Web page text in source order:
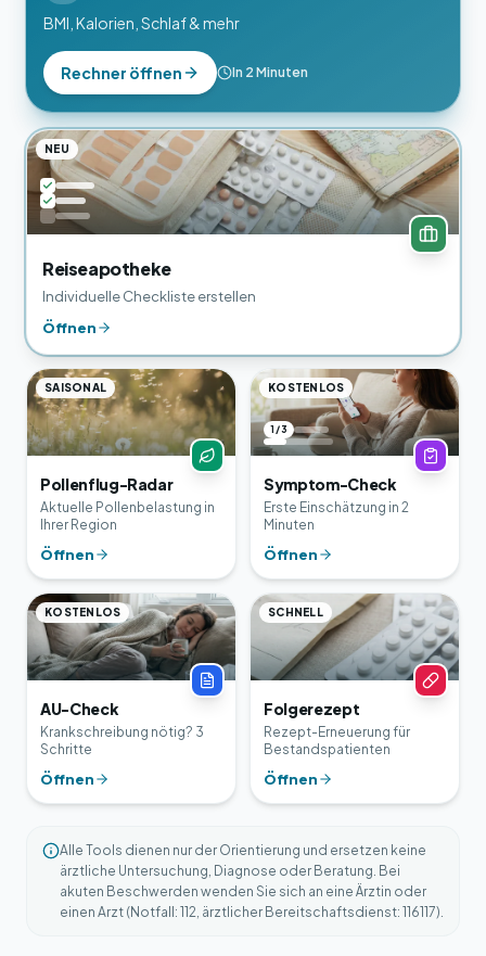
BMI, Kalorien, Schlaf & mehr
Rechner öffnen In 2 Minuten
NEU
Reiseapotheke
Individuelle Checkliste erstellen
Öffnen
SAISONAL
Pollenflug-Radar
Aktuelle Pollenbelastung in
Ihrer Region
Öffnen
KOSTENLOS
1 / 3
Symptom-Check
Erste Einschätzung in 2
Minuten
Öffnen
KOSTENLOS
AU-Check
Krankschreibung nötig? 3
Schritte
Öffnen
SCHNELL
Folgerezept
Rezept-Erneuerung für
Bestandspatienten
Öffnen
Alle Tools dienen nur der Orientierung und ersetzen keine
ärztliche Untersuchung, Diagnose oder Beratung. Bei
akuten Beschwerden wenden Sie sich an eine Ärztin oder
einen Arzt (Notfall: 112, ärztlicher Bereitschaftsdienst: 116117).